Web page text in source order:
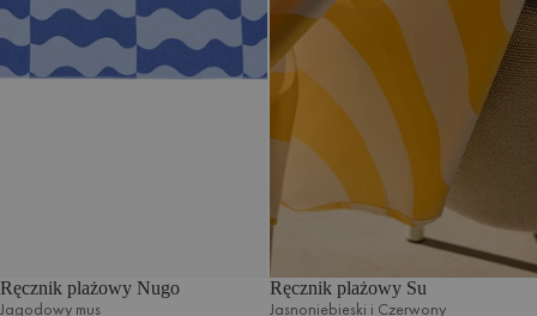
Ręcznik plażowy Nugo
Jagodowy mus
Ręcznik plażowy Su
Jasnoniebieski i Czerwony